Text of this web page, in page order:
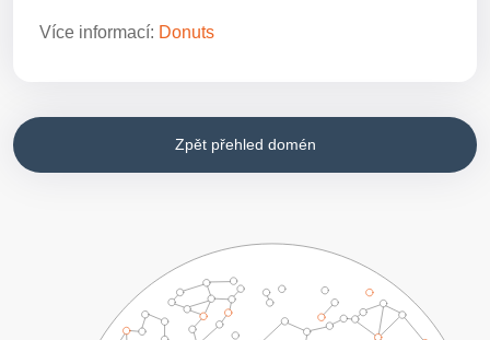
Více informací: Donuts
Zpět přehled domén